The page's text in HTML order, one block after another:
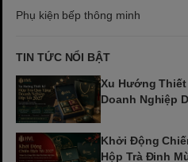
Phụ kiện bếp thông minh
TIN TỨC NỔI BẬT
Xu Hướng Thiết
Doanh Nghiệp
Khởi Động
Hộp Trà Đinh